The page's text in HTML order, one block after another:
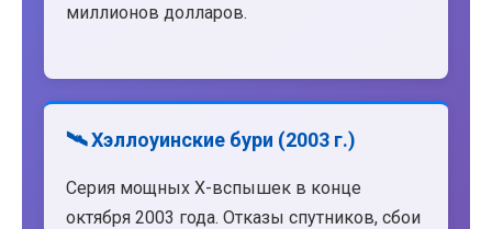
миллионов долларов.
🛰️ Хэллоуинские бури (2003 г.)
Серия мощных X-вспышек в конце
октября 2003 года. Отказы спутников, сбои